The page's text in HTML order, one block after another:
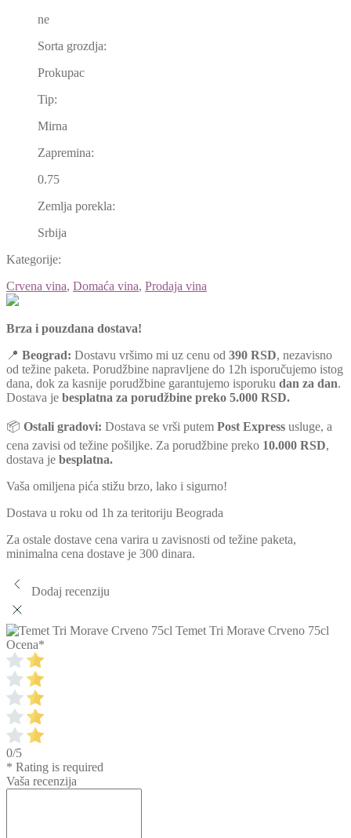
ne
Sorta grozdja:
Prokupac
Tip:
Mirna
Zapremina:
0.75
Zemlja porekla:
Srbija
Kategorije:
Crvena vina, Domaća vina, Prodaja vina
Brza i pouzdana dostava!
📍 Beograd: Dostavu vršimo mi uz cenu od 390 RSD, nezavisno
od težine paketa. Porudžbine napravljene do 12h isporučujemo istog
dana, dok za kasnije porudžbine garantujemo isporuku dan za dan.
Dostava je besplatna za porudžbine preko 5.000 RSD.
📦 Ostali gradovi: Dostava se vrši putem Post Express usluge, a
cena zavisi od težine pošiljke. Za porudžbine preko 10.000 RSD,
dostava je besplatna.
Vaša omiljena pića stižu brzo, lako i sigurno!
Dostava u roku od 1h za teritoriju Beograda
Za ostale dostave cena varira u zavisnosti od težine paketa,
minimalna cena dostave je 300 dinara.
Dodaj recenziju
Temet Tri Morave Crveno 75cl
Ocena*
0/5
* Rating is required
Vaša recenzija